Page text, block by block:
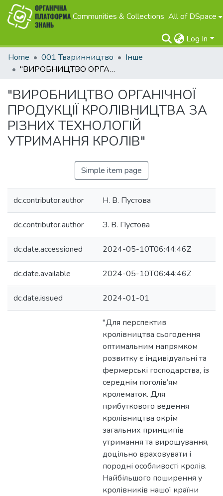
Communities & Collections All of DSpace
Log In
Home
001 Тваринництво
Інше
"ВИРОБНИЦТВО ОРГАНІЧНОЇ ПРОДУКЦІЇ КРОЛІВНИЦТВА ЗА РІЗНИХ ТЕХНОЛОГІЙ УТРИМАННЯ КРОЛІВ"
"ВИРОБНИЦТВО ОРГАНІЧНОЇ
ПРОДУКЦІЇ КРОЛІВНИЦТВА ЗА
РІЗНИХ ТЕХНОЛОГІЙ
УТРИМАННЯ КРОЛІВ"
Simple item page
dc.contributor.author Н. В. Пустова
dc.contributor.author З. В. Пустова
dc.date.accessioned 2024-05-10T06:44:46Z
dc.date.available 2024-05-10T06:44:46Z
dc.date.issued 2024-01-01
"Для перспектив
кролівництва сьогодення
оптимальним напрямком
розвитку є індивідуальні та
фермерські господарства, із
середнім поголів’ям
кролематок. Для
прибуткового ведення
кролівництва окрім
загальних принципів
утримання та вирощування,
доцільно враховувати і
породні особливості кролів.
Найбільшого поширення у
кролівників нашої країни